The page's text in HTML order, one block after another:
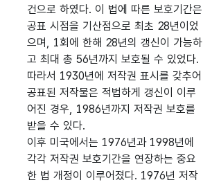
건으로 하였다. 이 법에 따른 보호기간은
공표 시점을 기산점으로 최초 28년이었
으며, 1회에 한해 28년의 갱신이 가능하
고 최대 총 56년까지 보호될 수 있었다.
따라서 1930년에 저작권 표시를 갖추어
공표된 저작물은 적법하게 갱신이 이루
어진 경우, 1986년까지 저작권 보호를
받을 수 있다.
이후 미국에서는 1976년과 1998년에
각각 저작권 보호기간을 연장하는 중요
한 법 개정이 이루어졌다. 1976년 저작